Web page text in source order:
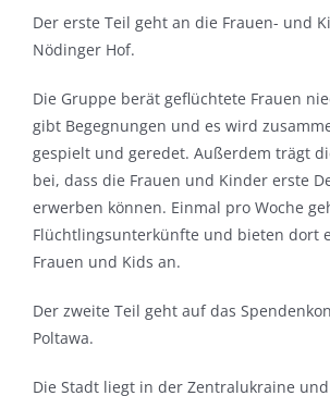
Der erste Teil geht an die Frauen- und
Nödinger Hof.
Die Gruppe berät geflüchtete Frauen
gibt Begegnungen und es wird
gespielt und geredet. Außerdem trägt
bei, dass die Frauen und Kinder erste
erwerben können. Einmal pro Woche
Flüchtlingsunterkünfte und bieten dort
Frauen und Kids an.
Der zweite Teil geht auf das
Poltawa.
Die Stadt liegt in der Zentralukraine